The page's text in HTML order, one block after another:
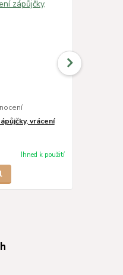
vrácení
Ihned k použití